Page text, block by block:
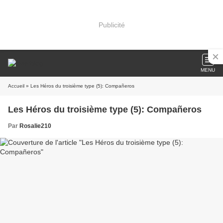
Publicité
MENU
Accueil » Les Héros du troisième type (5): Compañeros
Les Héros du troisième type (5): Compañeros
Par Rosalie210